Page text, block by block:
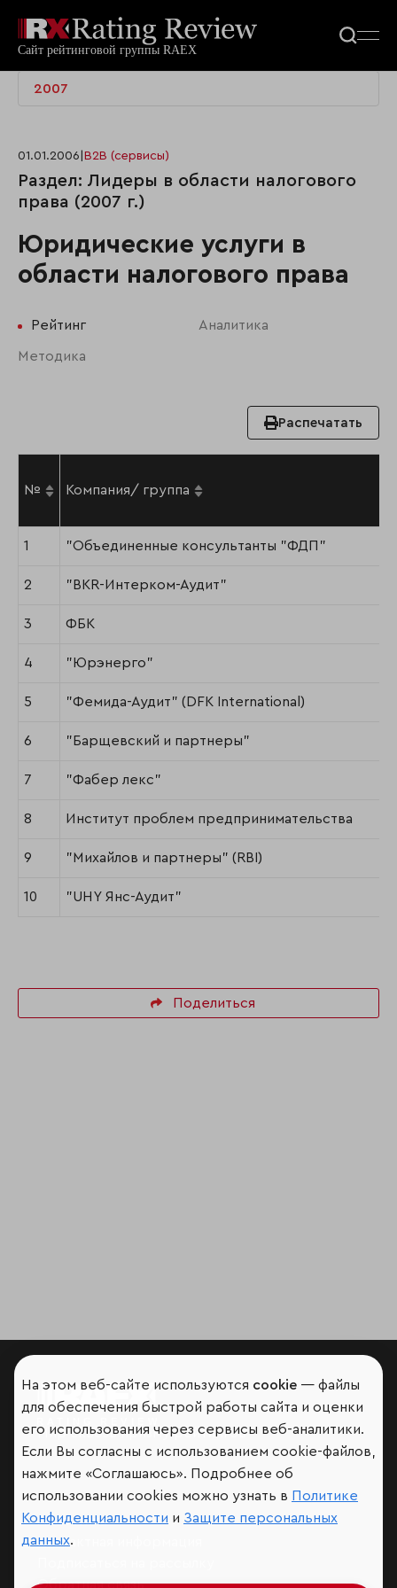
2007
01.01.2006 B2B (сервисы)
Раздел: Лидеры в области налогового
права (2007 г.)
Юридические услуги в
области налогового права
Рейтинг Аналитика
Методика
Распечатать
№ Компания/ группа
1 "Объединенные консультанты "ФДП"
2 "BKR-Интерком-Аудит"
3 ФБК
4 "Юрэнерго"
5 "Фемида-Аудит" (DFK International)
6 "Барщевский и партнеры"
7 "Фабер лекс"
8 Институт проблем предпринимательства
9 "Михайлов и партнеры" (RBI)
10 "UHY Янс-Аудит"
Поделиться
Мир сквозь призму рейтингов
Аналитика
Контактная информация
Обратная связь
На этом веб-сайте используются cookie — файлы
для обеспечения быстрой работы сайта и оценки
его использования через сервисы веб-аналитики.
Если Вы согласны с использованием cookie-файлов,
нажмите «Соглашаюсь». Подробнее об
использовании cookies можно узнать в Политике
Конфиденциальности и Защите персональных
данных.